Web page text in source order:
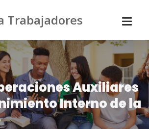
Trabajadores
Auxiliares
Interno de la